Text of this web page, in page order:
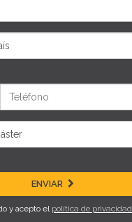
ENVIAR
y acepto el política de privacidad